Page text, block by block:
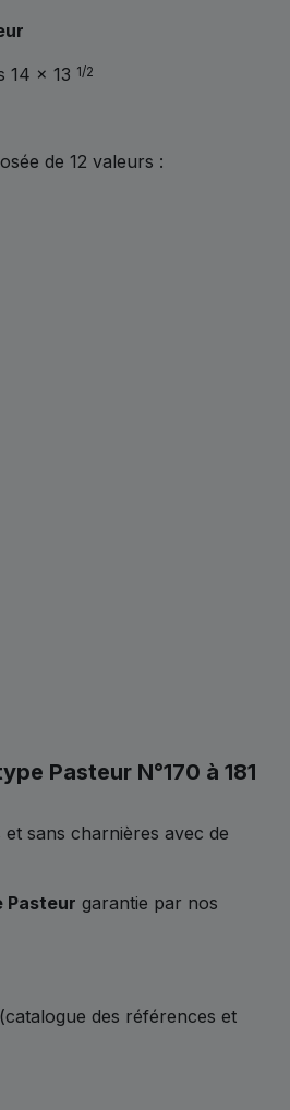
14 x 13 1/2
de 12 valeurs :
Pasteur N°170 à 181
sans charnières avec de
Pasteur garantie par nos
des références et